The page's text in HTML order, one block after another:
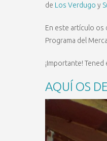
de Los Verdugo y
En este artículo os
Programa del
¡Importante!
AQUÍ OS